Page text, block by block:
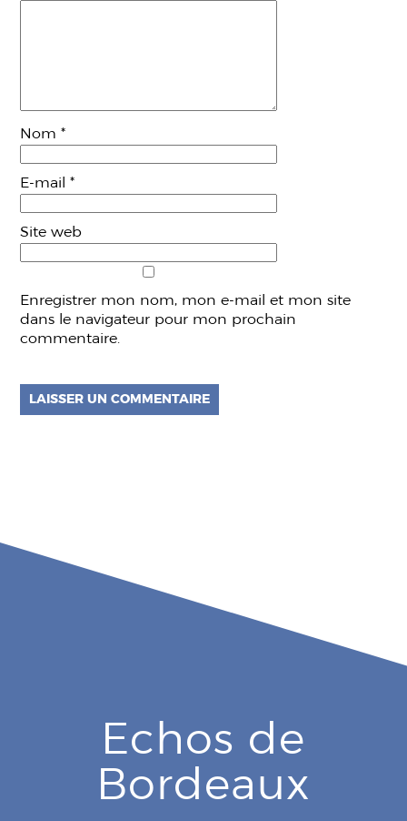
Nom*
E-mail*
Site web
Enregistrer mon nom, mon e-mail et mon site
dans le navigateur pour mon prochain
commentaire.
Echos de
Bordeaux